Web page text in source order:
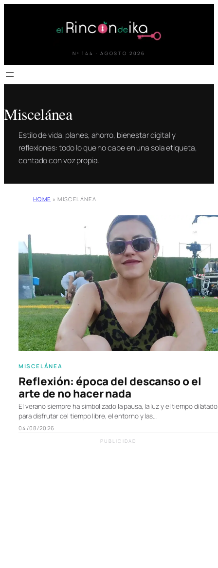
Nº 144 · AGOSTO 2026
Miscelánea
Estilo de vida, planes, ahorro, bienestar digital y
reflexiones: todo lo que no cabe en una sola etiqueta,
contado con voz propia.
HOME » MISCELÁNEA
MISCELÁNEA
Reflexión: época del descanso o el
arte de no hacer nada
El verano siempre ha simbolizado la pausa, la luz y el tiempo dilatado
para disfrutar del tiempo libre, el entorno y las…
04/08/2026
PUBLICIDAD